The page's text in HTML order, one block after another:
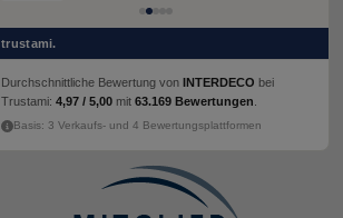
trustami.
Durchschnittliche Bewertung von INTERDECO bei
Trustami: 4,97 / 5,00 mit 63.169 Bewertungen
Basis: 3 Verkaufs- und 4 Bewertungsplattformen